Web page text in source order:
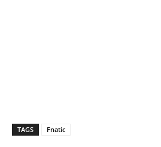
TAGS Fnatic